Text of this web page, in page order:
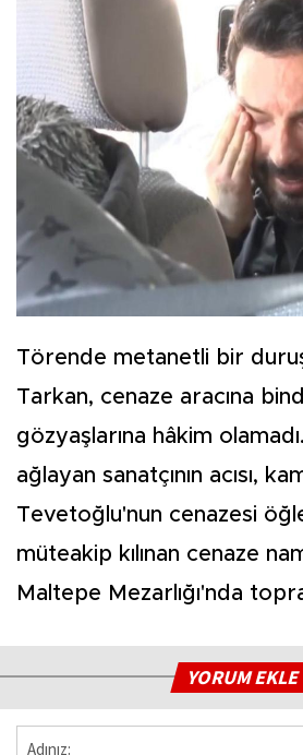
Törende metanetli bir
Tarkan, cenaze aracına
gözyaşlarına hâkim
ağlayan sanatçının acısı,
Tevetoğlu'nun cenazesi
müteakip kılınan cenaze
Maltepe Mezarlığı'nda
YORUM EKLE